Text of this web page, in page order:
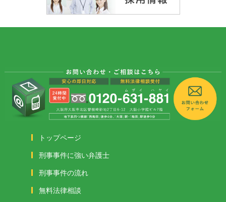
トップページ
刑事事件に強い弁護士
刑事事件の流れ
無料法律相談